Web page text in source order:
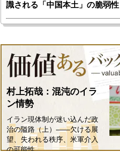
識される「中国本土」の脆弱性
村上拓哉：混沌のイラ
ン情勢
イラン現体制が迷い込んだ政
治の隘路（上）――欠ける展
望、失われる秩序、米軍介入
の可能性